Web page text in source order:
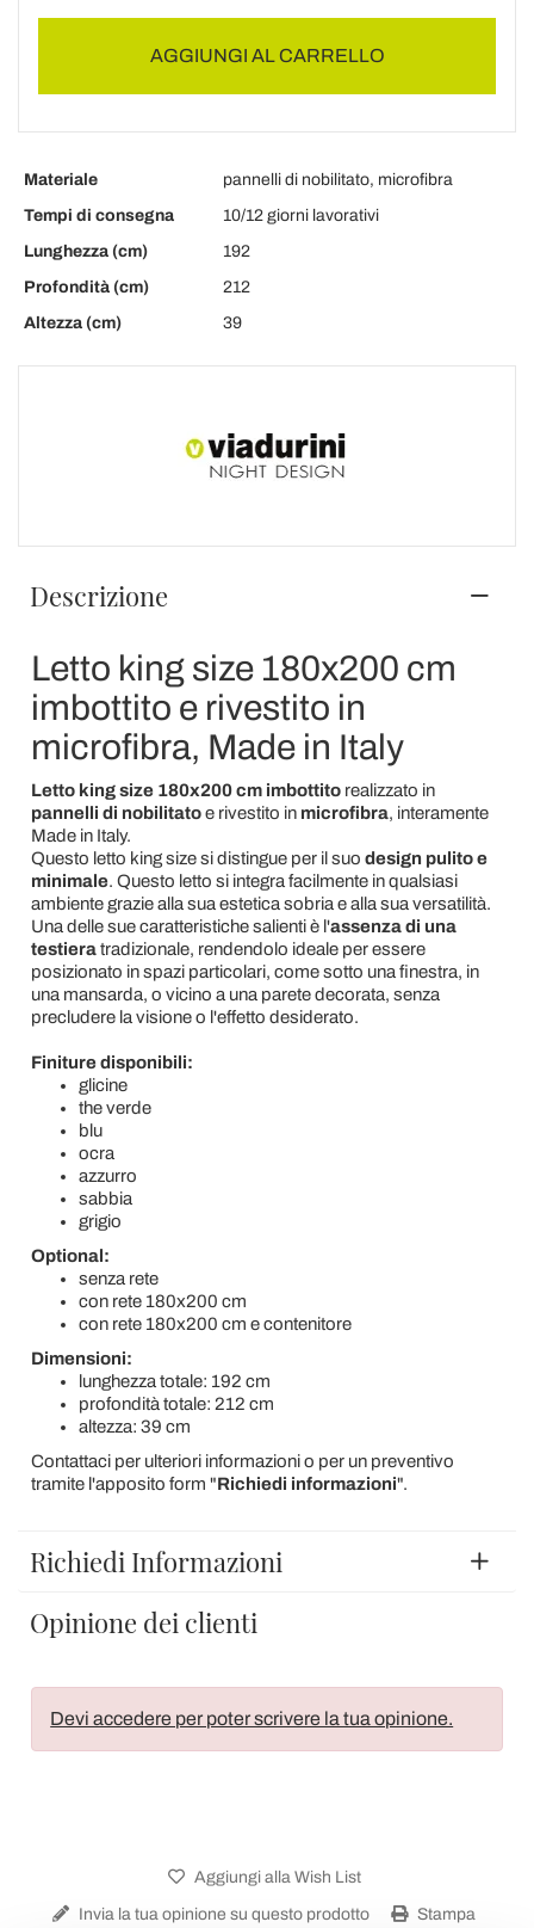
AGGIUNGI AL CARRELLO
Materiale
pannelli di nobilitato, microfibra
Tempi di consegna
10/12 giorni lavorativi
Lunghezza (cm)
192
Profondità (cm)
212
Altezza (cm)
39
Descrizione
Letto king size 180x200 cm
imbottito e rivestito in
microfibra, Made in Italy
Letto king size 180x200 cm imbottitorealizzato in
pannelli di nobilitatoe rivestito in microfibra, interamente
Made in Italy.
Questo letto king size si distingue per il suo design pulito e
minimale. Questo letto si integra facilmente in qualsiasi
ambiente grazie alla sua estetica sobria e alla sua versatilità.
Una delle sue caratteristiche salienti è l'assenza di una
testieratradizionale, rendendolo ideale per essere
posizionato in spazi particolari, come sotto una finestra, in
una mansarda, o vicino a una parete decorata, senza
precludere la visione o l'effetto desiderato.
Finiture disponibili:
glicine
the verde
blu
ocra
azzurro
sabbia
grigio
Optional:
senza rete
con rete 180x200 cm
con rete 180x200 cm e contenitore
Dimensioni:
lunghezza totale: 192 cm
profondità totale: 212 cm
altezza: 39 cm
Contattaci per ulteriori informazioni o per un preventivo
tramite l'apposito form "Richiedi informazioni".
Richiedi Informazioni
Opinione dei clienti
Devi accedere per poter scrivere la tua opinione.
Aggiungi alla Wish List
Invia la tua opinione su questo prodotto Stampa